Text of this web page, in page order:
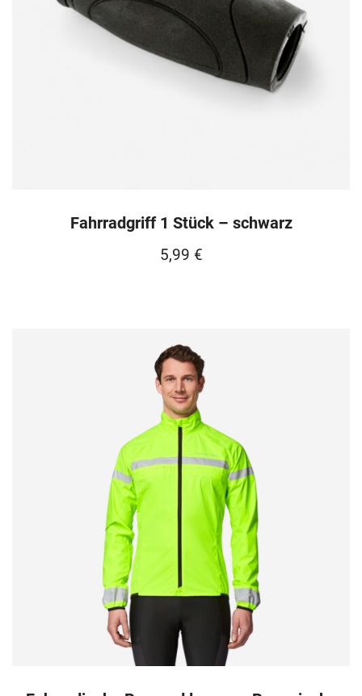
Fahrradgriff 1 Stück – schwarz
5,99 €